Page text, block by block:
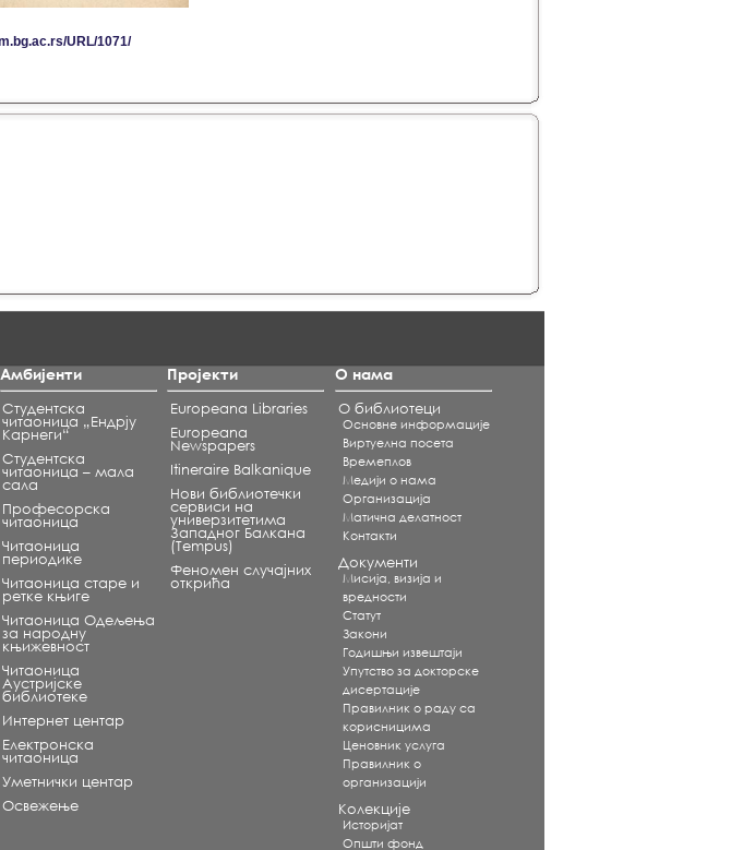
Амбијенти
Студентска
читаоница „Ендрју
Карнеги“
Студентска
читаоница – мала
сала
Професорска
читаоница
Читаоница
периодике
Читаоница старе и
ретке књиге
Читаоница Одељења
за народну
књижевност
Читаоница
Аустријске
библиотеке
Интернет центар
Електронска
читаоница
Уметнички центар
Освежење
Пројекти
Europeana Libraries
Europeana
Newspapers
Itineraire Balkanique
Нови библиотечки
сервиси на
универзитетима
Западног Балкана
(Tempus)
Феномен случајних
открића
О нама
О библиотеци
Основне информације
Виртуелна посета
Времеплов
Медији о нама
Организација
Матична делатност
Контакти
Документи
Мисија, визија и
вредности
Статут
Закони
Годишњи извештаји
Упутство за докторске
дисертације
Правилник о раду са
корисницима
Ценовник услуга
Правилник о
организацији
Колекције
Историјат
Општи фонд